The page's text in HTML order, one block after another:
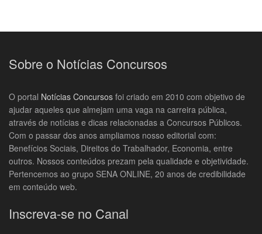
Sobre o Notícias Concursos
O portal Notícias Concursos foi criado em 2010 com objetivo de
ajudar aqueles que almejam uma vaga na carreira pública,
através de notícias e dicas relacionadas a Concursos Públicos.
Com o passar dos anos ampliamos nosso editorial com:
Benefícios Sociais, Direitos do Trabalhador, Economia, entre
outros. Nossos conteúdos prezam pela qualidade e objetividade.
Pertencemos ao grupo SENA ONLINE, 20 anos de credibilidade
em conteúdo web.
Inscreva-se no Canal